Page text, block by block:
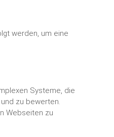
werden, um eine
Systeme, die
zu bewerten.
Webseiten zu